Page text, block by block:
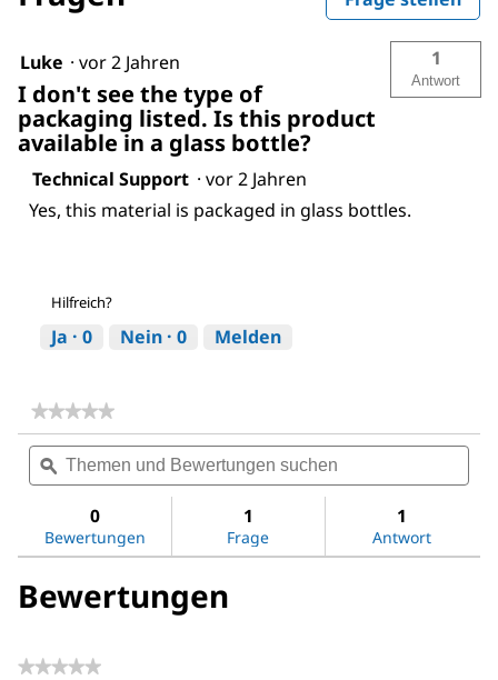
Luke · vor 2 Jahren
I don't see the type of
packaging listed. Is this product
available in a glass bottle?
1
Antwort
Technical Support · vor 2 Jahren
Yes, this material is packaged in glass bottles.
Hilfreich?
Ja · 0 Nein · 0 Melden
★★★★★
★★★★★
Beurteilungswert
für
Ethyl
Themen
und
Bewertungen
ϙ
0
Bewertungen
1
Frage
1
Antwort
Bewertungen
★★★★★